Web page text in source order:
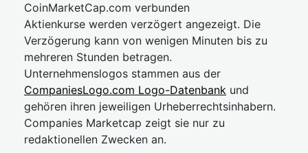
CoinMarketCap.com verbunden
Aktienkurse werden verzögert angezeigt. Die
Verzögerung kann von wenigen Minuten bis zu
mehreren Stunden betragen.
Unternehmenslogos stammen aus der
CompaniesLogo.com Logo-Datenbank und
gehören ihren jeweiligen Urheberrechtsinhabern.
Companies Marketcap zeigt sie nur zu
redaktionellen Zwecken an.